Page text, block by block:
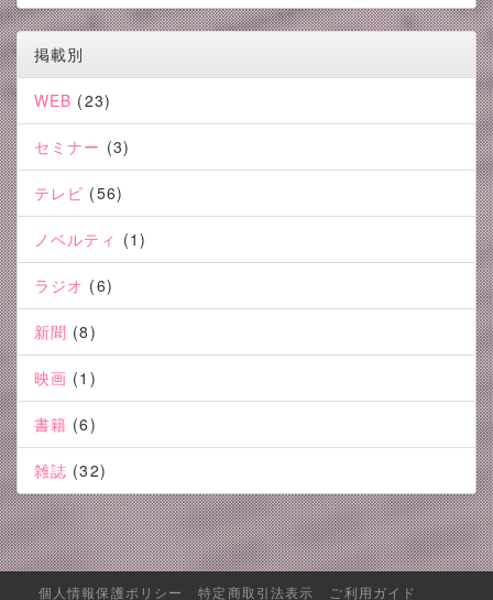
掲載別
WEB (23)
セミナー (3)
テレビ (56)
ノベルティ (1)
ラジオ (6)
新聞 (8)
映画 (1)
書籍 (6)
雑誌 (32)
個人情報保護ポリシー 特定商取引法表示 ご利用ガイド